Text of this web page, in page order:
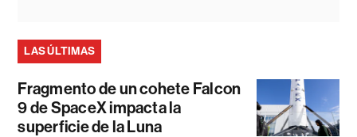
LAS ÚLTIMAS
Fragmento de un cohete Falcon
9 de SpaceX impacta la
superficie de la Luna